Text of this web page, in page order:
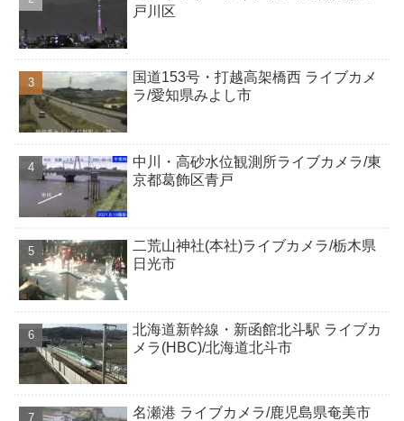
戸川区
国道153号・打越高架橋西 ライブカメ
ラ/愛知県みよし市
中川・高砂水位観測所ライブカメラ/東
京都葛飾区青戸
二荒山神社(本社)ライブカメラ/栃木県
日光市
北海道新幹線・新函館北斗駅 ライブカ
メラ(HBC)/北海道北斗市
名瀬港 ライブカメラ/鹿児島県奄美市